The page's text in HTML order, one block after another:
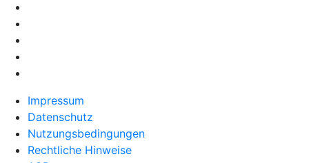
Impressum
Datenschutz
Nutzungsbedingungen
Rechtliche Hinweise